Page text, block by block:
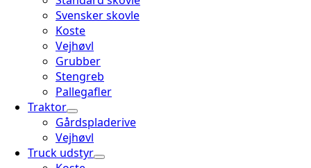
Svensker skovle
Koste
Vejhøvl
Grubber
Stengreb
Pallegafler
Traktor
Gårdspladerive
Vejhøvl
Truck udstyr